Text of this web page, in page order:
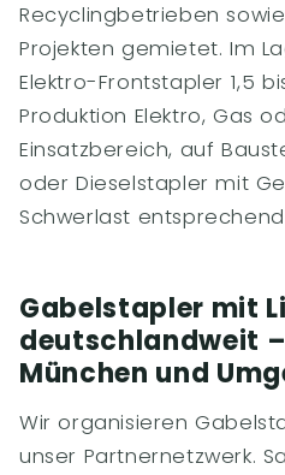
Recyclingbetrieben
Projekten gemietet. Im
Elektro-Frontstapler 1,5
Produktion Elektro, Gas
Einsatzbereich, auf
oder Dieselstapler mit
Schwerlast
Gabelstapler mit
deutschlandweit
München und
Wir organisieren
unser Partnernetzwerk.